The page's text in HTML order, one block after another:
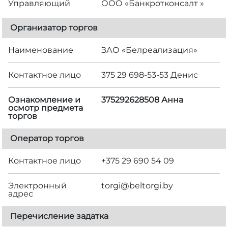
Управляющий ООО «Банкротконсалт »
Организатор торгов
Наименование ЗАО «Белреализация»
Контактное лицо 375 29 698-53-53 Денис
Ознакомление и
осмотр предмета
торгов
375292628508 Анна
Оператор торгов
Контактное лицо +375 29 690 54 09
Электронный
адрес
torgi@beltorgi.by
Перечисление задатка